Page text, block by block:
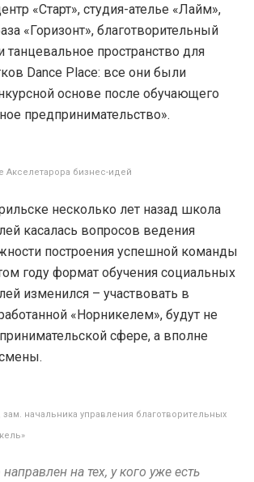
«Старт», студия-ателье «Лайм»,
«Горизонт», благотворительный
танцевальное пространство для
Dance Place: все они были
основе после обучающего
предпринимательство».
Акселетарора бизнес-идей
несколько лет назад школа
касалась вопросов ведения
построения успешной команды
году формат обучения социальных
изменился – участвовать в
«Норникелем», будут не
сфере, а вполне
начальника управления благотворительных
на тех, у кого уже есть